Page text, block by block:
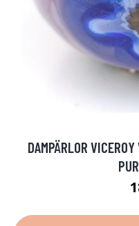
DAMPÄRLOR